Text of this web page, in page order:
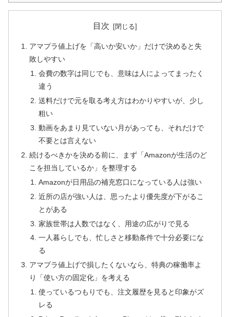
目次
アマプラ値上げを「高いか安いか」だけで決めると失
敗しやすい
会費の数字は同じでも、意味は人によってまったく
違う
送料だけで元を取る考え方はわかりやすいが、少し
粗い
動画をあまり見ていない月があっても、それだけで
不要とは言えない
続けるべきかを決める前に、まず「Amazonが生活のど
こを担当しているか」を整理する
Amazonが日用品の補充窓口になっている人は強い
近所の店が強い人は、思ったより優先度が下がるこ
とがある
家族世帯は人数ではなく、用途の広がりで見る
一人暮らしでも、忙しさと移動条件で十分必要にな
る
アマプラ値上げで損したくないなら、特典の稼働率よ
り「使い方の固定化」を考える
使っているつもりでも、注文履歴を見ると印象がズ
レる